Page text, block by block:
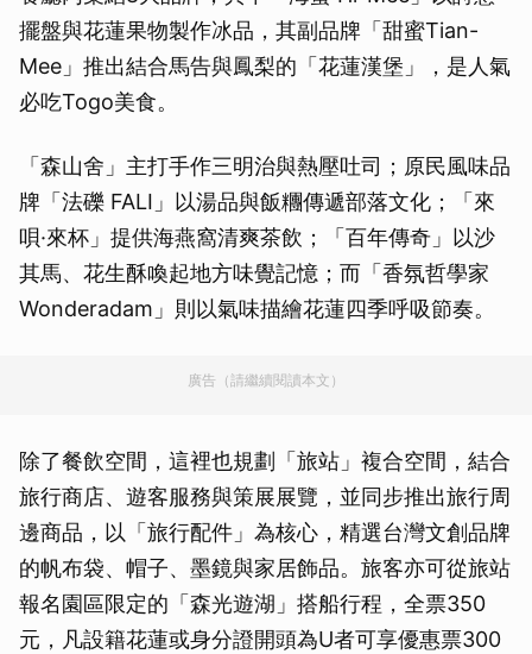
擺盤與花蓮果物製作冰品，其副品牌「甜蜜Tian-
Mee」推出結合馬告與鳳梨的「花蓮漢堡」，是人氣
必吃Togo美食。
「森山舍」主打手作三明治與熱壓吐司；原民風味品
牌「法礫 FALI」以湯品與飯糰傳遞部落文化；「來
唄·來杯」提供海燕窩清爽茶飲；「百年傳奇」以沙
其馬、花生酥喚起地方味覺記憶；而「香氛哲學家
Wonderadam」則以氣味描繪花蓮四季呼吸節奏。
廣告（請繼續閱讀本文）
除了餐飲空間，這裡也規劃「旅站」複合空間，結合
旅行商店、遊客服務與策展展覽，並同步推出旅行周
邊商品，以「旅行配件」為核心，精選台灣文創品牌
的帆布袋、帽子、墨鏡與家居飾品。旅客亦可從旅站
報名園區限定的「森光遊湖」搭船行程，全票350
元，凡設籍花蓮或身分證開頭為U者可享優惠票300